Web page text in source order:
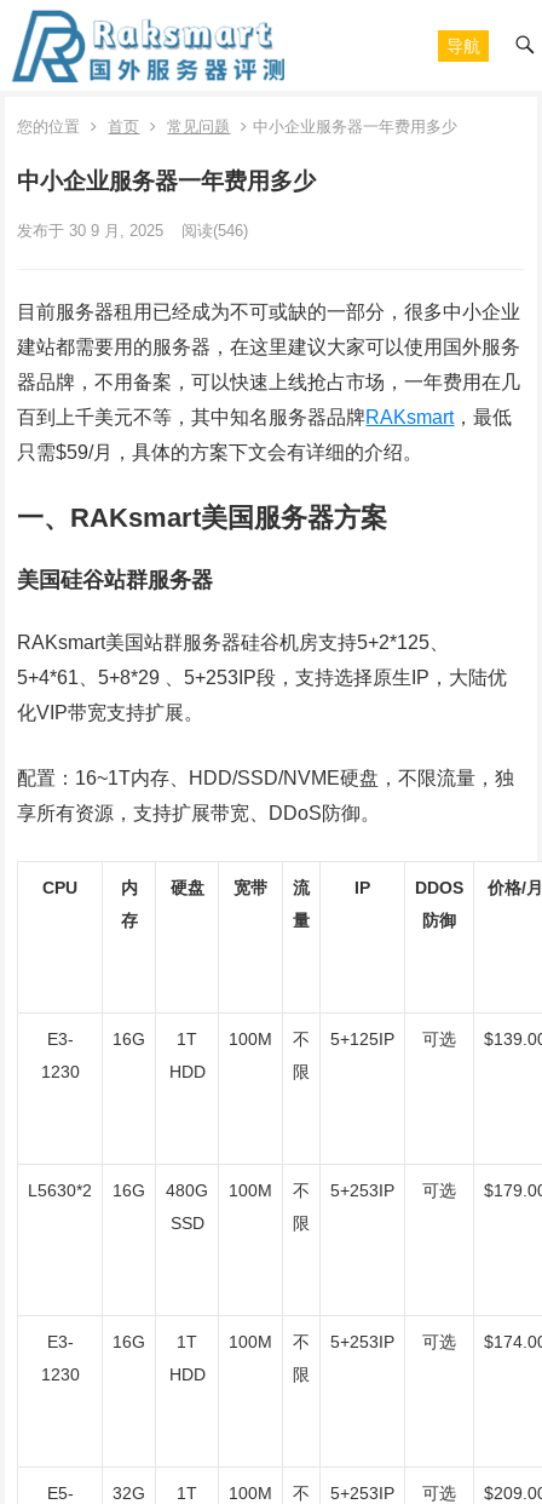
导航
您的位置 首页 常见问题 中小企业服务器一年费用多少
中小企业服务器一年费用多少
发布于 30 9 月, 2025 阅读(546)
目前服务器租用已经成为不可或缺的一部分，很多中小企业
建站都需要用的服务器，在这里建议大家可以使用国外服务
器品牌，不用备案，可以快速上线抢占市场，一年费用在几
百到上千美元不等，其中知名服务器品牌RAKsmart，最低
只需$59/月，具体的方案下文会有详细的介绍。
一、RAKsmart美国服务器方案
美国硅谷站群服务器
RAKsmart美国站群服务器硅谷机房支持5+2*125、
5+4*61、5+8*29 、5+253IP段，支持选择原生IP，大陆优
化VIP带宽支持扩展。
配置：16~1T内存、HDD/SSD/NVME硬盘，不限流量，独
享所有资源，支持扩展带宽、DDoS防御。
CPU
内
存
硬盘 宽带
流
量
IP
DDOS
防御
价格/
E3-
1230
16G
1T
HDD
100M
不
限
5+125IP 可选
L5630*2 16G
480G
SSD
100M
不
限
5+253IP 可选
E3-
1230
16G
1T
HDD
100M
不
限
5+253IP 可选
E5-
32G
1T
100M
不
5+253IP 可选